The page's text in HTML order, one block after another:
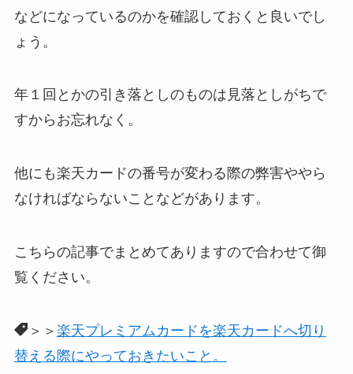
などになっているのかを確認しておくと良いでし
ょう。
年１回とかの引き落としのものは見落としがちで
すからお忘れなく。
他にも楽天カードの番号が変わる際の弊害ややら
なければならないことなどがあります。
こちらの記事でまとめてありますので合わせて御
覧ください。
＞＞ 楽天プレミアムカードを楽天カードへ切り
替える際にやっておきたいこと。